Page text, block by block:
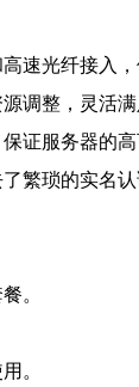
速光纤接入，
调整，灵活满
证服务器的高
繁琐的实名
。
。